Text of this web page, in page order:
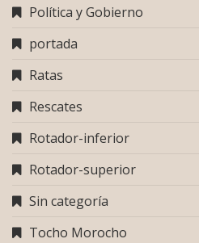
Política y Gobierno
portada
Ratas
Rescates
Rotador-inferior
Rotador-superior
Sin categoría
Tocho Morocho